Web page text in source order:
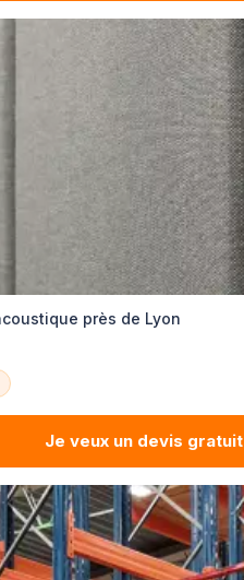
près de Lyon
Je veux un devis gratuit